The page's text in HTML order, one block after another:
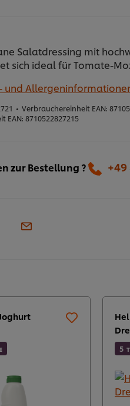
Salatdressing mit
sich ideal für Tomate-
und
• Verbrauchereinheit EAN:
EAN: 8710522827215
zur Bestellung ? +49
5